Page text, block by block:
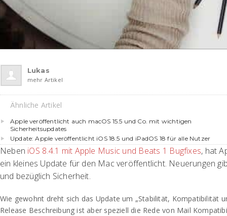
Lukas
mehr Artikel
Ähnliche Artikel
Apple veröffentlicht auch macOS 15.5 und Co. mit wichtigen
Sicherheitsupdates
Update: Apple veröffentlicht iOS 18.5 und iPadOS 18 für alle Nutzer
Neben iOS 8.4.1 mit Apple Music und Beats 1 Bugfixes, hat
ein kleines Update für den Mac veröffentlicht. Neuerungen
und bezüglich Sicherheit.
Wie gewohnt dreht sich das Update um „Stabilität, Kompatibilität
Release Beschreibung ist aber speziell die Rede von Mail